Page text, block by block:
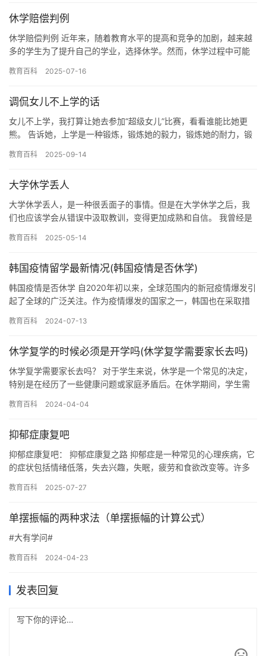
休学赔偿判例
休学赔偿判例 近年来，随着教育水平的提高和竞争的加剧，越来越
多的学生为了提升自己的学业，选择休学。然而，休学过程中可能
评等…
教育百科 2025-07-16
调侃女儿不上学的话
女儿不上学，我打算让她去参加“超级女儿”比赛，看看谁能比她更
熊。 告诉她，上学是一种锻炼，锻炼她的毅力，锻炼她的耐力，锻
她…
教育百科 2025-09-14
大学休学丢人
大学休学丢人，是一种很丢面子的事情。但是在大学休学之后，我
们也应该学会从错误中汲取教训，变得更加成熟和自信。 我曾经是
作。但…
教育百科 2025-05-14
韩国疫情留学最新情况(韩国疫情是否休学)
韩国疫情是否休学 自2020年初以来，全球范围内的新冠疫情爆发引
起了全球的广泛关注。作为疫情爆发的国家之一，韩国也在采取措
教育百科 2024-07-13
休学复学的时候必须是开学吗(休学复学需要家长去吗)
休学复学需要家长去吗？ 对于学生来说，休学是一个常见的决定，
特别是在经历了一些健康问题或家庭矛盾后。在休学期间，学生需
学时…
教育百科 2024-04-04
抑郁症康复吧
抑郁症康复吧： 抑郁症康复之路 抑郁症是一种常见的心理疾病，它
的症状包括情绪低落，失去兴趣，失眠，疲劳和食欲改变等。许多
讨…
教育百科 2025-07-27
单摆振幅的两种求法（单摆振幅的计算公式）
#大有学问#
教育百科 2024-04-23
发表回复